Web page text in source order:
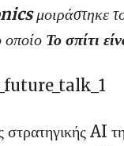
μοιράστηκε
Το σπίτι
στρατηγικής AI